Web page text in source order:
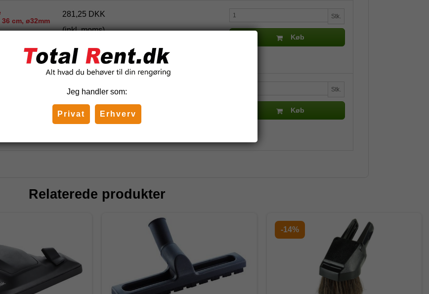
cm, ø32mm
281,25 DKK
(inkl. moms)
Stk.
Køb
524,88 DKK
(inkl. moms)
Stk.
Køb
Relaterede produkter
-14%
Jeg handler som:
Privat Erhverv